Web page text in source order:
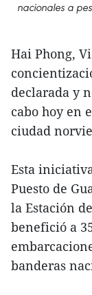
nacionales a
Hai Phong,
declarada y
cabo hoy en
ciudad
Esta
Puesto de
la Estación
benefició a
banderas